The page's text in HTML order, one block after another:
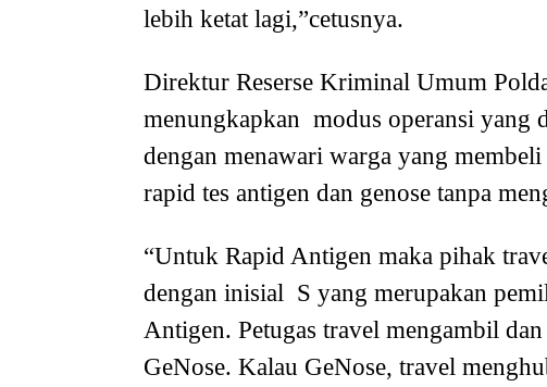
lebih ketat lagi,”cetusnya.
Direktur Reserse Kriminal Umum
menungkapkan modus operansi yang
dengan menawari warga yang
rapid tes antigen dan genose tanpa
“Untuk Rapid Antigen maka pihak
dengan inisial S yang merupakan
Antigen. Petugas travel mengambil
GeNose. Kalau GeNose, travel